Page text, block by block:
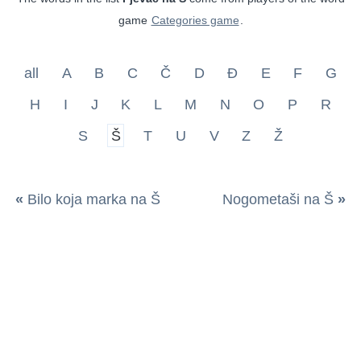
game Categories game
all A B C Č D Đ E F
G
H
I J K L M N O P
R
S
Š T U V Z Ž
« Bilo koja marka na Š Nogometaši na Š »